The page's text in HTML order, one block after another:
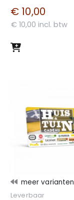
€ 10,00
€ 10,00 incl. btw
meer varianten
Leverbaar